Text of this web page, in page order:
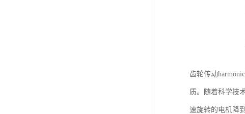
齿轮传动
质。随着科学技
速旋转的电机降